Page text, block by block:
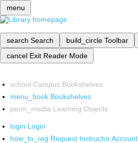
menu
search Search build_circle Toolbar
cancel Exit Reader Mode
school Campus Bookshelves
menu_book Bookshelves
perm_media Learning Objects
login Login
how_to_reg Request Instructor Account